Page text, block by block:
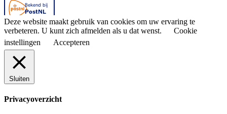
Deze website maakt gebruik van cookies om uw ervaring te
verbeteren. U kunt zich afmelden als u dat wenst.
Cookie
instellingen
Accepteren
Sluiten
Privacyoverzicht